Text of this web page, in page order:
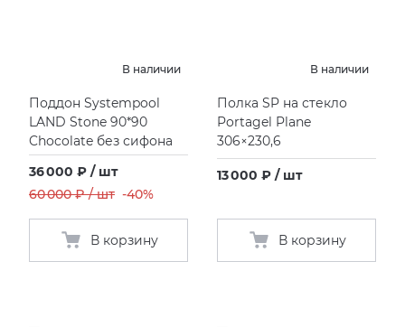
PERONDA
PORCELANOSA
В наличии
Поддон Systempool
LAND Stone 90*90
Chocolate без сифона
36 000 ₽ / шт
60 000 ₽ / шт -40%
В корзину
В наличии
Полка SP на стекло
Portagel Plane
306×230,6
13 000 ₽ / шт
В корзину